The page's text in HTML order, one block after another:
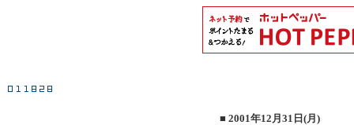
■ 2001年12月31日(月)